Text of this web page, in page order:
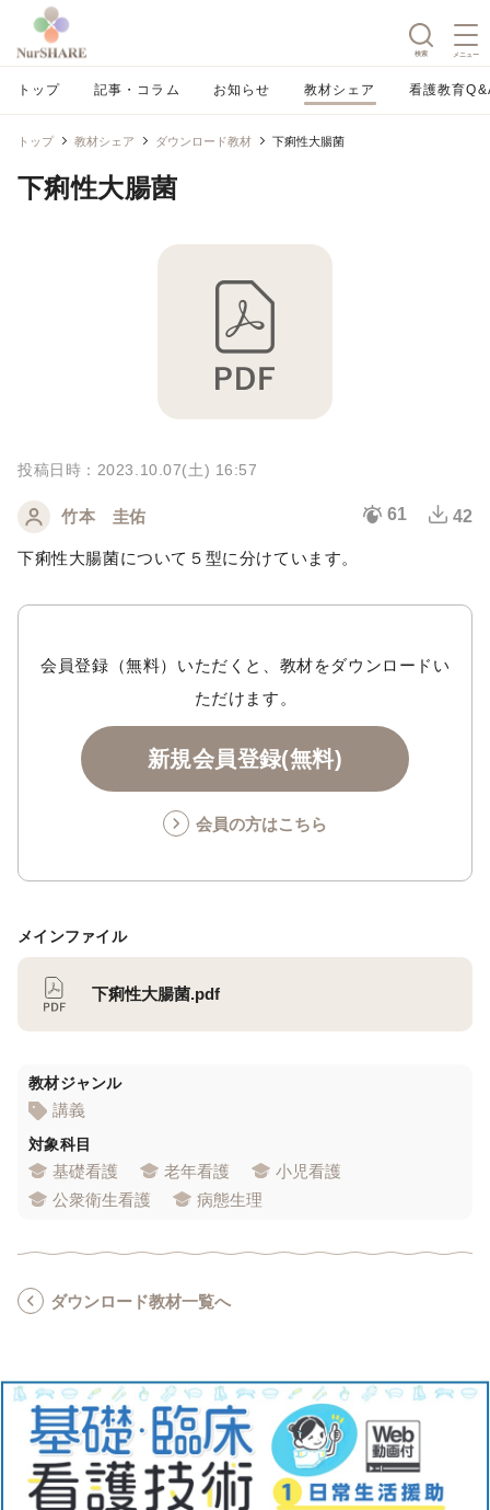
検索 メニュー
トップ 記事・コラム お知らせ 教材シェア 看護教育
トップ 教材シェア ダウンロード教材 下痢性大腸菌
下痢性大腸菌
投稿日時：2023.10.07(土) 16:57
竹本 圭佑 61 42
下痢性大腸菌について５型に分けています。
会員登録（無料）いただくと、教材をダウンロードい
ただけます。
新規会員登録(無料)
会員の方はこちら
メインファイル
下痢性大腸菌.pdf
教材ジャンル
講義
対象科目
基礎看護 老年看護
小児看護
公衆衛生看護
病態生理
ダウンロード教材一覧へ